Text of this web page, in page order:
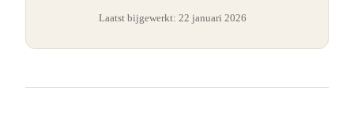
Laatst bijgewerkt: 22 januari 2026